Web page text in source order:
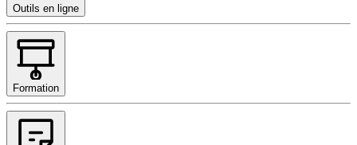
Outils en ligne
Formation